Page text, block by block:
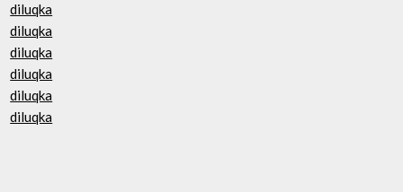
diluqka
diluqka
diluqka
diluqka
diluqka
diluqka